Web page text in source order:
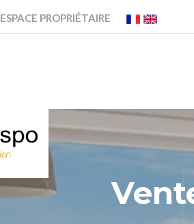
ESPACE PROPRIÉTAIRE